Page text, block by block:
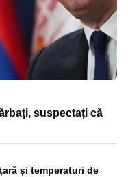
suspectați că
și temperaturi de